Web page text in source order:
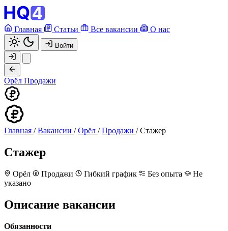
Главная Статьи Все вакансии О нас
Войти
Орёл Продажи
Главная / Вакансии / Орёл / Продажи / Стажер
Стажер
Орёл Продажи Гибкий график Без опыта
Не
указано
Описание вакансии
Обязанности